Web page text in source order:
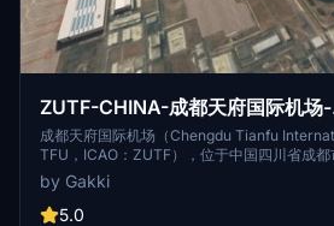
ZUTF-CHINA-成都天府国际机场-
chengdutianfuAirport
成都天府国际机场（Chengdu Tianfu
TFU，ICAO：ZUTF），位于中国四川省成都
（属成都东部新区建设范围），北距成都市中
流国际机场50千米、东北距简阳市中心约14.5
国际航空枢纽、成都国际航空枢纽的主枢纽
by Gakki
5.0